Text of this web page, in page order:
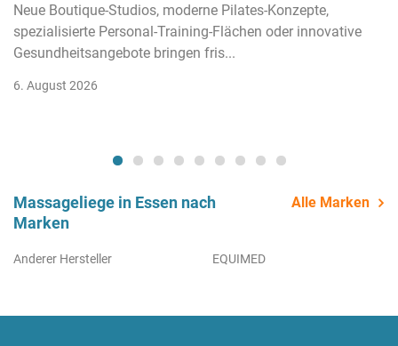
Neue Boutique-Studios, moderne Pilates-Konzepte,
spezialisierte Personal-Training-Flächen oder innovative
Gesundheitsangebote bringen fris...
6. August 2026
Massageliege in Essen nach
Marken
Alle Marken
Anderer Hersteller EQUIMED